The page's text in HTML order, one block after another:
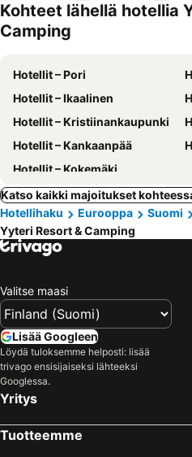
Kohteet lähellä hotellia
Camping
Hotellit – Pori
Hotellit – Ikaalinen
Hotellit – Kristiinankaupunki
Hotellit – Kankaanpää
Hotellit – Kokemäki
Katso kaikki majoitukset
Hotellihaku
Eurooppa Suomi
Yyteri Resort & Camping
Valitse maasi
Lisää Googleen
Löydä tuloksemme helposti: lisää
trivago ensisijaiseksi lähteeksi
Googlessa.
Yritys
Tuotteemme